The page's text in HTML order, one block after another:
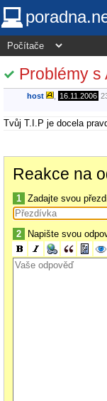
Problémy s
host 16.11.2006
Tvůj T.I.P je docela
Reakce na
1 Zadajte svou
2 Napište svou